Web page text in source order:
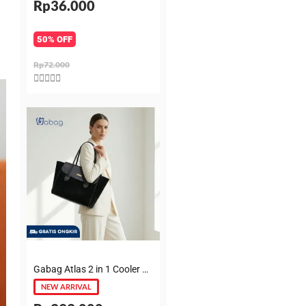
Rp36.000
50% OFF
Rp72.000

of
Gabag Atlas 2 in 1 Cooler & Diaper Bag Premium Suede – Tas bayi + Thermal pouch 20 Jam, Leakproof, Garansi 6 Bulan
NEW ARRIVAL